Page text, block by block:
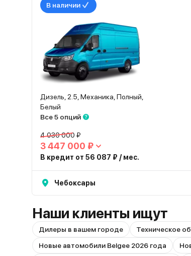
В наличии
Дизель, 2.5, Механика, Полный,
Белый
Все 5 опций
4 030 000 ₽
3 447 000 ₽
В кредит от 56 087 ₽ / мес.
Чебоксары
Наши клиенты ищут
Дилеры в вашем городе Техническое
Новые автомобили Belgee 2026 года